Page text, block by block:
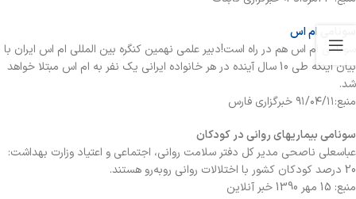
ام اس
سونامی ام اس هم در راه است!دبیر علمی نهمین کنگره بین المللی ام اس ایران با
بیان اینکه طی 10 سال آینده در هر خانواده ایرانی یک نفر به ام اس مبتلا خواهد
شد.
منبع:۹۱/۰۴/۱۱ خبرگزاری فارس
سونامی بیماریهای روانی در کودکان
عباسعلی ناصحی مدیر کل دفتر سلامت روانی،‌ اجتماعی و اعتیاد وزارت بهداشت:
20 درصد کودکان کشور با اختلالات روانی روبه‌رو هستند.
منبع: 15 مهر 1390 خبر آنلاین